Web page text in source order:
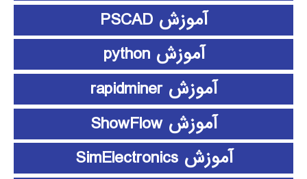
آموزش PSCAD
آموزش python
آموزش rapidminer
آموزش ShowFlow
آموزش SimElectronics